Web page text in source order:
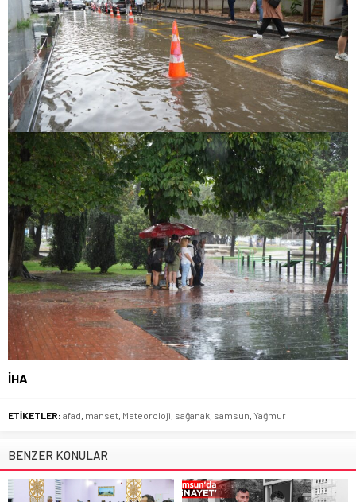
İHA
ETİKETLER: afad manset Meteoroloji sağanak samsun Yağmur
BENZER KONULAR